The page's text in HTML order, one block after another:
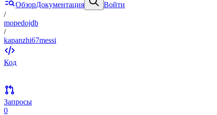
ОбзорДокументация
Войти
/
mopedojdb
/
kapanzhi67messi
Код
Запросы
0